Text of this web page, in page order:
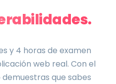
y 4 horas de examen
web real. Con el
que sabes